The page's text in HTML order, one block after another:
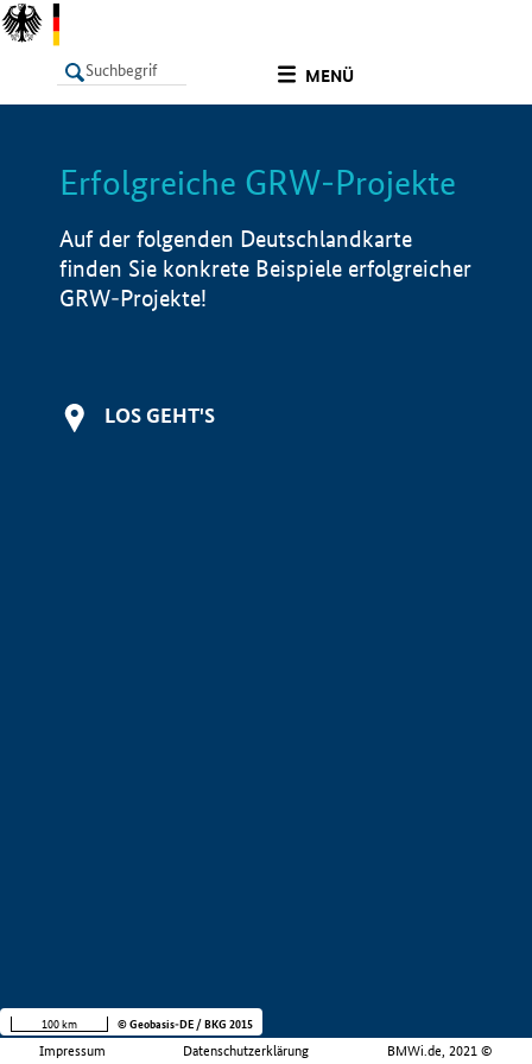
MENÜ
LISTE Info
Erfolgreiche GRW-Projekte
Auf der folgenden Deutschlandkarte
finden Sie konkrete Beispiele erfolgreicher
GRW-Projekte!
LOS GEHT'S
Impressum Datenschutzerklärung BMWi.de, 2021 ©
100 km © Geobasis-DE / BKG 2015